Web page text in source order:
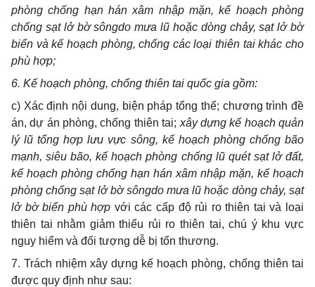
phòng chống hạn hán xâm nhập mặn, kế hoạch phòng
chống sạt lở bờ sôngdo mưa lũ hoặc dòng chảy, sạt lở bờ
biển và kế hoạch phòng, chống các loại thiên tai khác cho
phù hợp;
6. Kế hoạch phòng, chống thiên tai quốc gia gồm:
c) Xác định nội dung, biện pháp tổng thể; chương trình đề
án, dự án phòng, chống thiên tai; xây dựng kế hoạch quản
lý lũ tổng hợp lưu vực sông, kế hoạch phòng chống bão
mạnh, siêu bão, kế hoạch phòng chống lũ quét sạt lở đất,
kế hoạch phòng chống hạn hán xâm nhập mặn, kế hoạch
phòng chống sạt lở bờ sôngdo mưa lũ hoặc dòng chảy, sạt
lở bờ biển phù hợp với các cấp độ rủi ro thiên tai và loại
thiên tai nhằm giảm thiểu rủi ro thiên tai, chú ý khu vực
nguy hiểm và đối tượng dễ bị tổn thương.
7. Trách nhiệm xây dựng kế hoạch phòng, chống thiên tai
được quy định như sau: